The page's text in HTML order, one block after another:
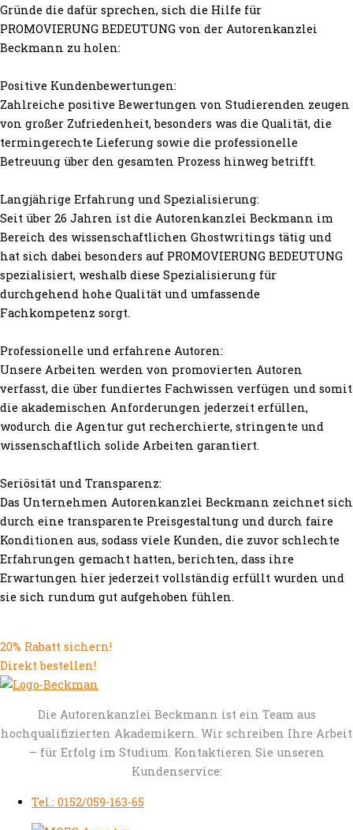
Gründe die dafür sprechen, sich die Hilfe für
PROMOVIERUNG BEDEUTUNG von der Autorenkanzlei
Beckmann zu holen:
Positive Kundenbewertungen:
Zahlreiche positive Bewertungen von Studierenden zeugen
von großer Zufriedenheit, besonders was die Qualität, die
termingerechte Lieferung sowie die professionelle
Betreuung über den gesamten Prozess hinweg betrifft.
Langjährige Erfahrung und Spezialisierung:
Seit über 26 Jahren ist die Autorenkanzlei Beckmann im
Bereich des wissenschaftlichen Ghostwritings tätig und
hat sich dabei besonders auf PROMOVIERUNG BEDEUTUNG
spezialisiert, weshalb diese Spezialisierung für
durchgehend hohe Qualität und umfassende
Fachkompetenz sorgt.
Professionelle und erfahrene Autoren:
Unsere Arbeiten werden von promovierten Autoren
verfasst, die über fundiertes Fachwissen verfügen und somit
die akademischen Anforderungen jederzeit erfüllen,
wodurch die Agentur gut recherchierte, stringente und
wissenschaftlich solide Arbeiten garantiert.
Seriösität und Transparenz:
Das Unternehmen Autorenkanzlei Beckmann zeichnet sich
durch eine transparente Preisgestaltung und durch faire
Konditionen aus, sodass viele Kunden, die zuvor schlechte
Erfahrungen gemacht hatten, berichten, dass ihre
Erwartungen hier jederzeit vollständig erfüllt wurden und
sie sich rundum gut aufgehoben fühlen.
20% Rabatt sichern!
Direkt bestellen!
Die Autorenkanzlei Beckmann ist ein Team aus
hochqualifizierten Akademikern. Wir schreiben Ihre Arbeit
– für Erfolg im Studium. Kontaktieren Sie unseren
Kundenservice:
Tel.: 0152/059-163-65